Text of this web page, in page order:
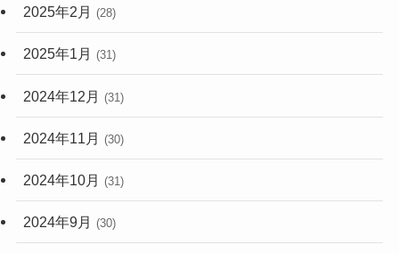
2025年2月 (28)
2025年1月 (31)
2024年12月 (31)
2024年11月 (30)
2024年10月 (31)
2024年9月 (30)